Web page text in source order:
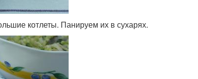
котлеты. Панируем их в сухарях.